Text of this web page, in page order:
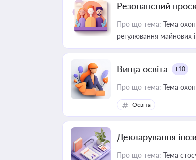
Резонансний
Про що тема: Тема
регулювання майнових
Вища освіта +10
Про що тема: Тема
Освіта
Декларування
Про що тема: Тема